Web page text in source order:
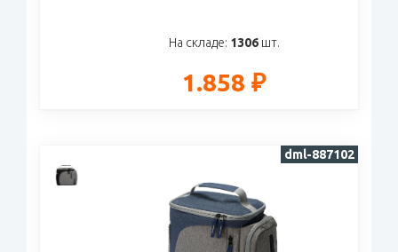
На складе: 1306шт.
1.858 ₽
dml-887102